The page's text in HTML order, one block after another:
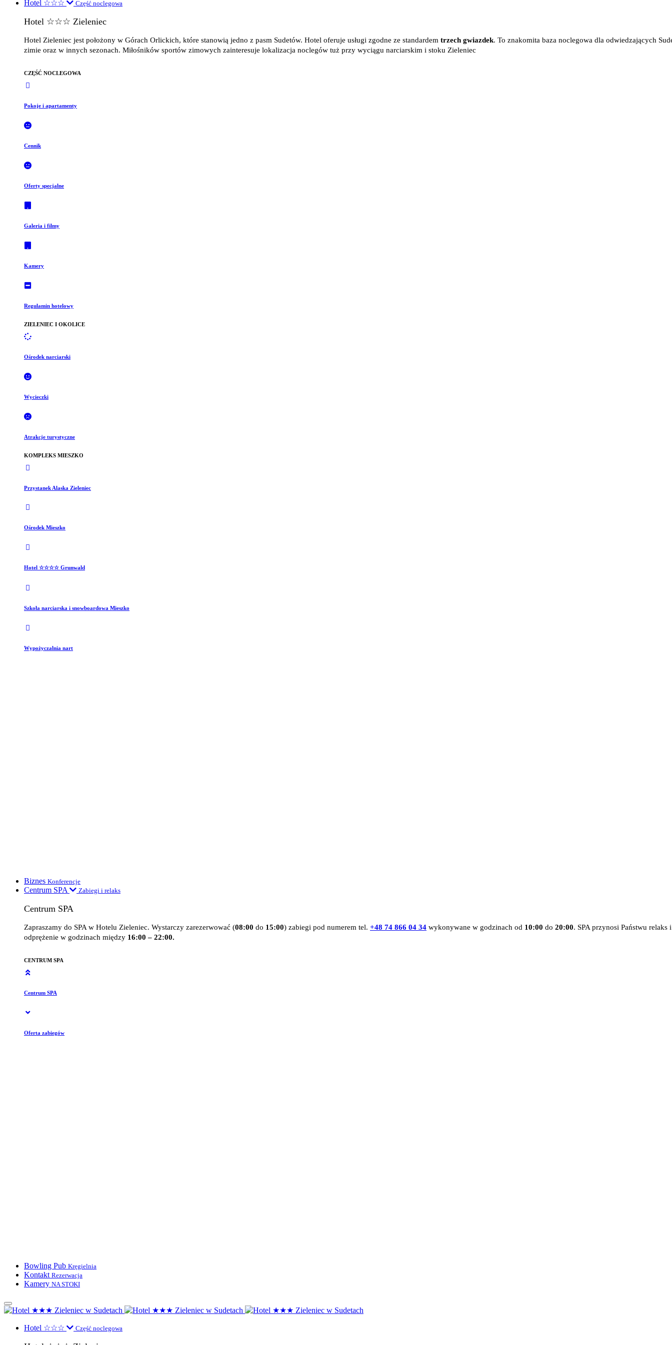
Hotel ☆☆☆ Część noclegowa
Hotel ☆☆☆ Zieleniec
Hotel Zieleniec jest położony w Górach Orlickich, które stanowią jedno z pasm Sudetów. Hotel oferuje usługi zgodne ze standardem trzech gwiazdek. To znakomita baza noclegowa dla odwiedzających
zimie oraz w innych sezonach. Miłośników sportów zimowych zainteresuje lokalizacja noclegów tuż przy wyciągu narciarskim i stoku Zieleniec
CZĘŚĆ NOCLEGOWA
Pokoje i apartamenty
Cennik
Oferty specjalne
Galeria i filmy
Kamery
Regulamin hotelowy
ZIELENIEC I OKOLICE
Ośrodek narciarski
Wycieczki
Atrakcje turystyczne
KOMPLEKS MIESZKO
Przystanek Alaska Zieleniec
Ośrodek Mieszko
Hotel ☆☆☆☆ Grunwald
Szkoła narciarska i snowboardowa Mieszko
Wypożyczalnia nart
Biznes Konferencje
Centrum SPA Zabiegi i relaks
Centrum SPA
Zapraszamy do SPA w Hotelu Zieleniec. Wystarczy zarezerwować (08:00 do 15:00) zabiegi pod numerem tel. +48 74 866 04 34 wykonywane w godzinach od 10:00 do 20:00. SPA przynosi Państwu relaks i
odprężenie w godzinach między 16:00 – 22:00.
CENTRUM SPA
Centrum SPA
Oferta zabiegów
Bowling Pub Kręgielnia
Kontakt Rezerwacja
Kamery NA STOKI
Hotel ☆☆☆ Część noclegowa